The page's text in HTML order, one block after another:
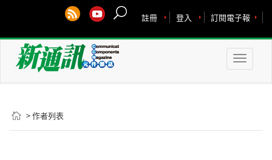
訂閱電子報
登入
註冊
Toggle
> 作者列表